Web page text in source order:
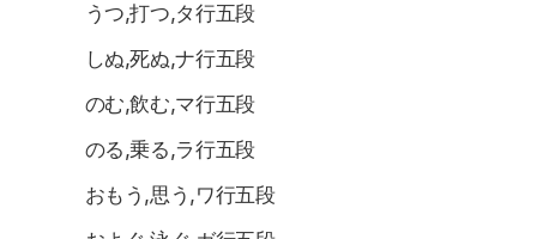
うつ,打つ,タ行五段
しぬ,死ぬ,ナ行五段
のむ,飲む,マ行五段
のる,乗る,ラ行五段
おもう,思う,ワ行五段